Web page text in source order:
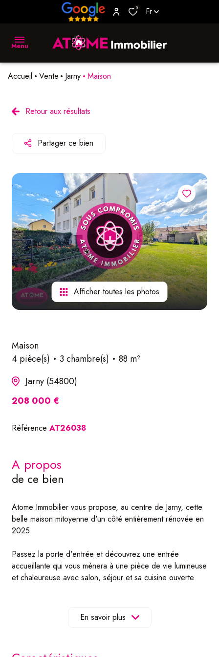
0 Fr
Menu
vente
L'agence
nos
services
Accueil Vente Jarny Maison
Retour aux résultats
Partager ce bien
Afficher toutes les photos
Maison
4 pièce(s)
3 chambre(s)
88 m²
Jarny (54800)
208 000 €
Référence AT26038
a propos
de ce bien
Atome Immobilier vous propose, au centre de Jarny, cette
belle maison mitoyenne d'un côté entièrement rénovée en
2025.
Passez la porte d'entrée et découvrez une entrée
accueillante qui vous mènera à une pièce de vie lumineuse
et chaleureuse avec salon, séjour et sa cuisine ouverte
à l'étage ainsi que l'accès au sous-sol.
A l'étage, profitez d'un bel espace nuit comprenant 3
En savoir plus